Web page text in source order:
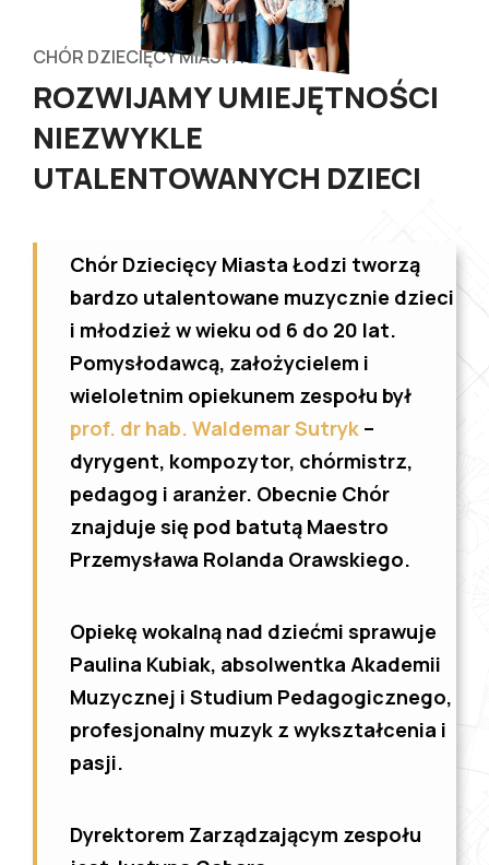
CHÓR DZIECIĘCY MIASTA ŁODZI
ROZWIJAMY UMIEJĘTNOŚCI
NIEZWYKLE
UTALENTOWANYCH DZIECI
Chór Dziecięcy Miasta Łodzi tworzą
bardzo utalentowane muzycznie dzieci
i młodzież w wieku od 6 do 20 lat.
Pomysłodawcą, założycielem i
wieloletnim opiekunem zespołu był
prof. dr hab. Waldemar Sutryk –
dyrygent, kompozytor, chórmistrz,
pedagog i aranżer. Obecnie Chór
znajduje się pod batutą Maestro
Przemysława Rolanda Orawskiego.
Opiekę wokalną nad dziećmi sprawuje
Paulina Kubiak, absolwentka Akademii
Muzycznej i Studium Pedagogicznego,
profesjonalny muzyk z wykształcenia i
pasji.
Dyrektorem Zarządzającym zespołu